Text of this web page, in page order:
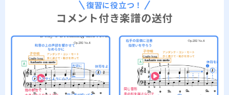
復習に役立つ！
コメント付き楽譜の送付